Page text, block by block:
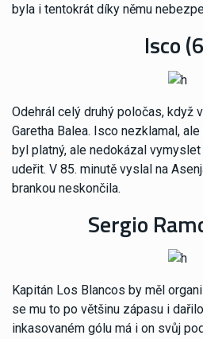
byla i tentokrát díky němu
Isco
Odehrál celý druhý poločas, když
Garetha Balea. Isco nezklamal,
byl platný, ale nedokázal
udeřit. V 85. minutě vyslal na
brankou neskončila.
Sergio
Kapitán Los Blancos by měl
se mu to po většinu zápasu i
inkasovaném gólu má i on svůj